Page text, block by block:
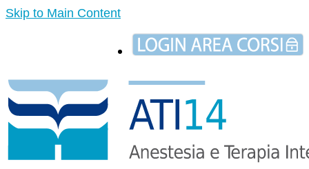
Skip to Main Content